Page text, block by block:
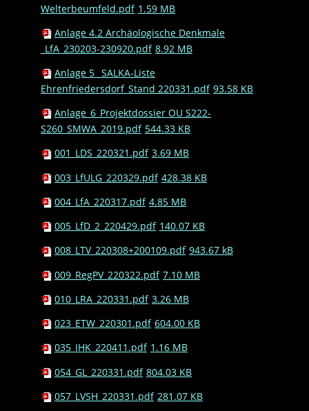
Welterbeumfeld.pdf 1.59 MB
Anlage 4.2 Archäologische Denkmale
_LfA_230203-230920.pdf 8.92 MB
Anlage 5_ SALKA-Liste
Ehrenfriedersdorf_Stand 220331.pdf 93.58 KB
Anlage_6_Projektdossier OU S222-
S260_SMWA_2019.pdf 544.33 KB
001_LDS_220321.pdf 3.69 MB
003_LfULG_220329.pdf 428.38 KB
004_LfA_220317.pdf 4.85 MB
005_LfD_2_220429.pdf 140.07 KB
008_LTV_220308+200109.pdf 943.67 kB
009_RegPV_220322.pdf 7.10 MB
010_LRA_220331.pdf 3.26 MB
023_ETW_220301.pdf 604.00 KB
035_IHK_220411.pdf 1.16 MB
054_GL_220331.pdf 804.03 KB
057_LVSH_220331.pdf 281.07 KB